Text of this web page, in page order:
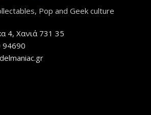
Pop and Geek culture
4, Χανιά 731 35
94690